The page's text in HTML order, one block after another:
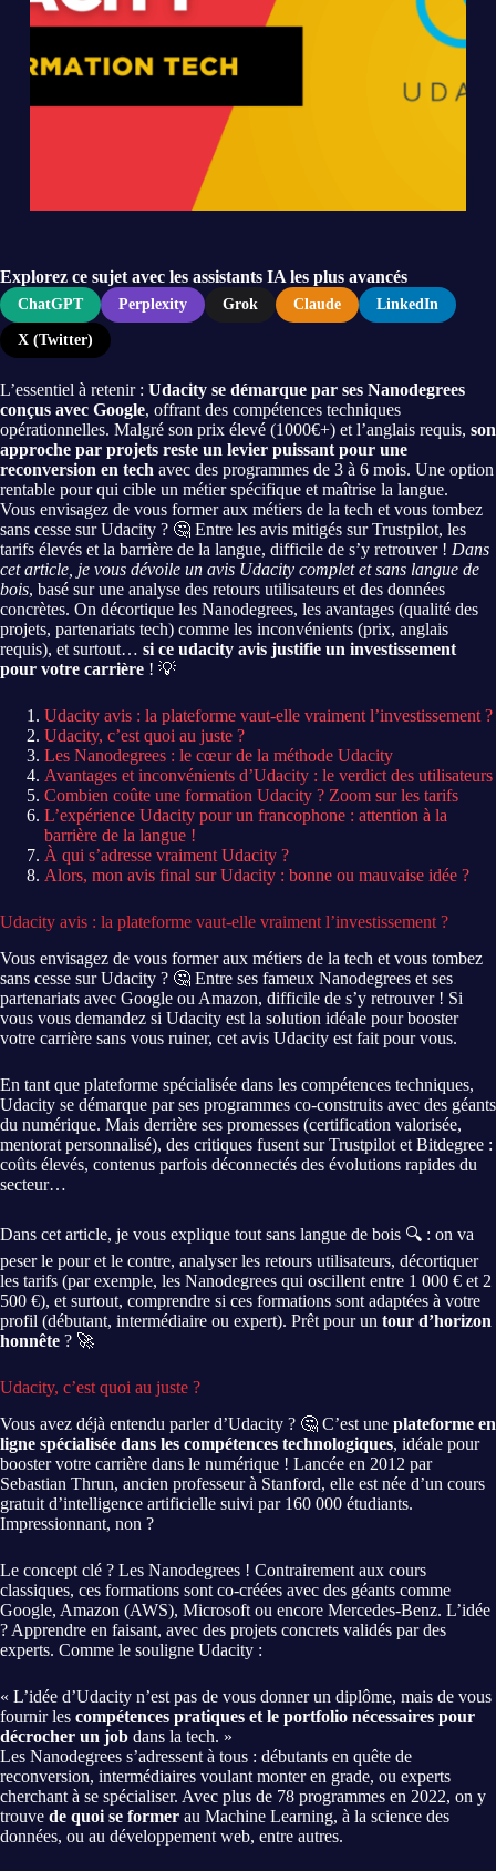
Explorez ce sujet avec les assistants IA les plus avancés
ChatGPT Perplexity Grok Claude LinkedIn
X (Twitter)
L’essentiel à retenir : Udacity se démarque par ses Nanodegrees
conçus avec Google, offrant des compétences techniques
opérationnelles. Malgré son prix élevé (1000€+) et l’anglais requis, son
approche par projets reste un levier puissant pour une
reconversion en tech avec des programmes de 3 à 6 mois. Une option
rentable pour qui cible un métier spécifique et maîtrise la langue.
Vous envisagez de vous former aux métiers de la tech et vous tombez
sans cesse sur Udacity ? 🤔 Entre les avis mitigés sur Trustpilot, les
tarifs élevés et la barrière de la langue, difficile de s’y retrouver ! Dans
cet article, je vous dévoile un avis Udacity complet et sans langue de
bois, basé sur une analyse des retours utilisateurs et des données
concrètes. On décortique les Nanodegrees, les avantages (qualité des
projets, partenariats tech) comme les inconvénients (prix, anglais
requis), et surtout… si ce udacity avis justifie un investissement
pour votre carrière ! 💡
Udacity avis : la plateforme vaut-elle vraiment l’investissement ?
Udacity, c’est quoi au juste ?
Les Nanodegrees : le cœur de la méthode Udacity
Avantages et inconvénients d’Udacity : le verdict des utilisateurs
Combien coûte une formation Udacity ? Zoom sur les tarifs
L’expérience Udacity pour un francophone : attention à la
barrière de la langue !
À qui s’adresse vraiment Udacity ?
Alors, mon avis final sur Udacity : bonne ou mauvaise idée ?
Udacity avis : la plateforme vaut-elle vraiment l’investissement ?
Vous envisagez de vous former aux métiers de la tech et vous tombez
sans cesse sur Udacity ? 🤔 Entre ses fameux Nanodegrees et ses
partenariats avec Google ou Amazon, difficile de s’y retrouver ! Si
vous vous demandez si Udacity est la solution idéale pour booster
votre carrière sans vous ruiner, cet avis Udacity est fait pour vous.
En tant que plateforme spécialisée dans les compétences techniques,
Udacity se démarque par ses programmes co-construits avec des géants
du numérique. Mais derrière ses promesses (certification valorisée,
mentorat personnalisé), des critiques fusent sur Trustpilot et Bitdegree :
coûts élevés, contenus parfois déconnectés des évolutions rapides du
secteur…
Dans cet article, je vous explique tout sans langue de bois 🔍 : on va
peser le pour et le contre, analyser les retours utilisateurs, décortiquer
les tarifs (par exemple, les Nanodegrees qui oscillent entre 1 000 € et 2
500 €), et surtout, comprendre si ces formations sont adaptées à votre
profil (débutant, intermédiaire ou expert). Prêt pour un tour d’horizon
honnête ? 🚀
Udacity, c’est quoi au juste ?
Vous avez déjà entendu parler d’Udacity ? 🤔 C’est une plateforme en
ligne spécialisée dans les compétences technologiques, idéale pour
booster votre carrière dans le numérique ! Lancée en 2012 par
Sebastian Thrun, ancien professeur à Stanford, elle est née d’un cours
gratuit d’intelligence artificielle suivi par 160 000 étudiants.
Impressionnant, non ?
Le concept clé ? Les Nanodegrees ! Contrairement aux cours
classiques, ces formations sont co-créées avec des géants comme
Google, Amazon (AWS), Microsoft ou encore Mercedes-Benz. L’idée
? Apprendre en faisant, avec des projets concrets validés par des
experts. Comme le souligne Udacity :
« L’idée d’Udacity n’est pas de vous donner un diplôme, mais de vous
fournir les compétences pratiques et le portfolio nécessaires pour
décrocher un job dans la tech. »
Les Nanodegrees s’adressent à tous : débutants en quête de
reconversion, intermédiaires voulant monter en grade, ou experts
cherchant à se spécialiser. Avec plus de 78 programmes en 2022, on y
trouve de quoi se former au Machine Learning, à la science des
données, ou au développement web, entre autres.